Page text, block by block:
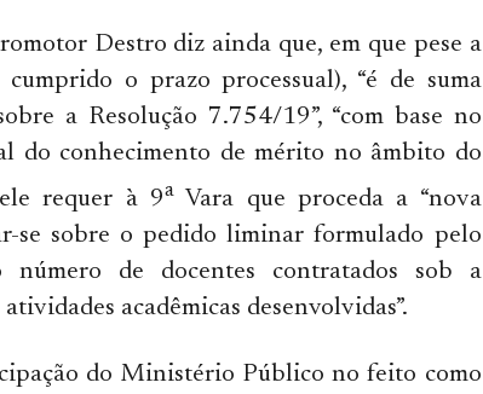
Destro diz ainda que, em que pese a
o prazo processual), “é de suma
a Resolução 7.754/19”, “com base no
do conhecimento de mérito no âmbito do
ele requer à 9aVara que proceda a “nova
se sobre o pedido liminar formulado pelo
número de docentes contratados sob a
acadêmicas desenvolvidas”.
do Ministério Público no feito como